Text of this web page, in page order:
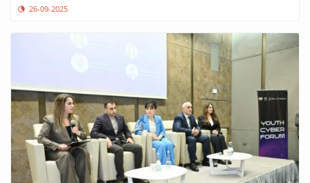
26-09-2025